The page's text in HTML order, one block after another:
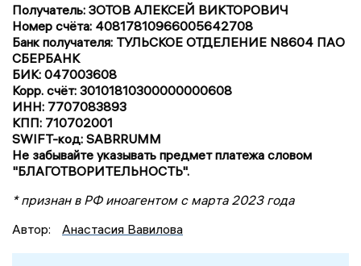
Получатель: ЗОТОВ АЛЕКСЕЙ ВИКТОРОВИЧ
Номер счёта: 40817810966005642708
Банк получателя: ТУЛЬСКОЕ ОТДЕЛЕНИЕ N8604 ПАО
СБЕРБАНК
БИК: 047003608
Корр. счёт: 30101810300000000608
ИНН: 7707083893
КПП: 710702001
SWIFT-код: SABRRUMM
Не забывайте указывать предмет платежа словом
"БЛАГОТВОРИТЕЛЬНОСТЬ".
* признан в РФ иноагентом с марта 2023 года
Автор:
Анастасия Вавилова